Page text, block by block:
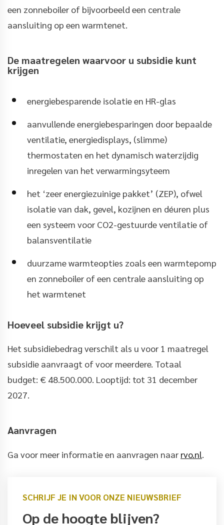
een zonneboiler of bijvoorbeeld een centrale
aansluiting op een warmtenet.
De maatregelen waarvoor u subsidie kunt
krijgen
energiebesparende isolatie en HR-glas
aanvullende energiebesparingen door bepaalde
ventilatie, energiedisplays, (slimme)
thermostaten en het dynamisch waterzijdig
inregelen van het verwarmingsyteem
het ‘zeer energiezuinige pakket’ (ZEP), ofwel
isolatie van dak, gevel, kozijnen en déuren plus
een systeem voor CO2-gestuurde ventilatie of
balansventilatie
duurzame warmteopties zoals een warmtepomp
en zonneboiler of een centrale aansluiting op
het warmtenet
Hoeveel subsidie krijgt u?
Het subsidiebedrag verschilt als u voor 1 maatregel
subsidie aanvraagt of voor meerdere. Totaal
budget: € 48.500.000. Looptijd: tot 31 december
2027.
Aanvragen
Ga voor meer informatie en aanvragen naar rvo.nl.
SCHRIJF JE IN VOOR ONZE NIEUWSBRIEF
Op de hoogte blijven?